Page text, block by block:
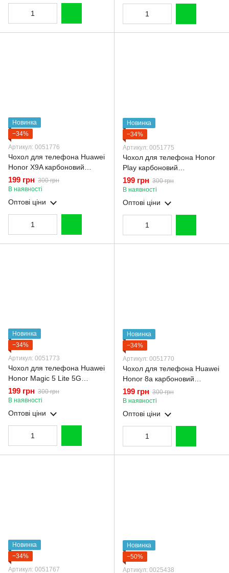
Новинка
−34%
Артикул: 0051776
Чохол для телефона Huawei
Honor X9A карбоновий
протиударний з високими
бортами чорний
199 грн 300 грн
В наявності
Оптові ціни
Новинка
−34%
Артикул: 0051775
Чохол для телефона Honor
Play карбоновий
протиударний з високими
бортами чорний
199 грн 300 грн
В наявності
Оптові ціни
Новинка
−34%
Артикул: 0051773
Чохол для телефона Huawei
Honor Magic 5 Lite 5G
карбоновий протиударний з
високими бортами чорний
199 грн 300 грн
В наявності
Оптові ціни
Новинка
−34%
Артикул: 0051770
Чохол для телефона Huawei
Honor 8a карбоновий
протиударний з високими
бортами чорний
199 грн 300 грн
В наявності
Оптові ціни
Новинка
−34%
Артикул: 0051767
Новинка
−50%
Артикул: 0025438